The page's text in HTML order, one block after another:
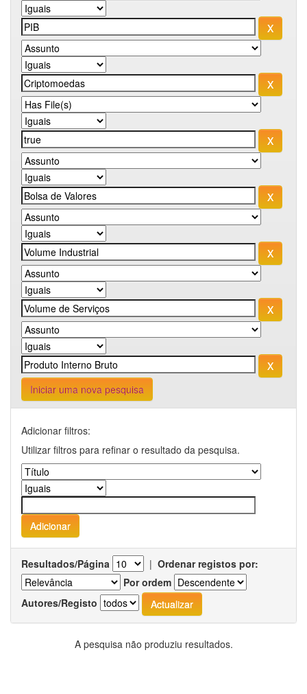
Iniciar uma nova pesquisa
Adicionar filtros:
Utilizar filtros para refinar o resultado da pesquisa.
Resultados/Página | Ordenar registos por:
Por ordem
Autores/Registo
A pesquisa não produziu resultados.